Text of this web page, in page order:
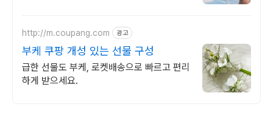
http://m.coupang.com 광고
부케 쿠팡 개성 있는 선물 구성
급한 선물도 부케, 로켓배송으로 빠르고 편리
하게 받으세요.